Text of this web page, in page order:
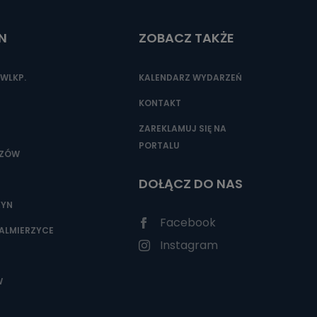
ze
ZOBACZ TAKŻE
KALENDARZ WYDARZEŃ
KONTAKT
ZAREKLAMUJ SIĘ NA
PORTALU
DOŁĄCZ DO NAS
Facebook
Instagram